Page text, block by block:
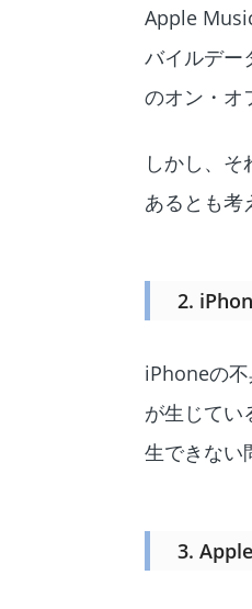
Apple
バイルデー
のオン・オ
しかし、
あるとも考
2.
iPhoneの
が生じてい
生できない
3.